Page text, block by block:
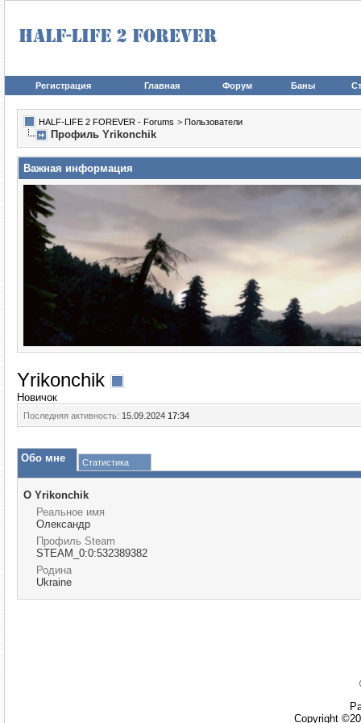
Регистрация Главная Форум Баны
HALF-LIFE 2 FOREVER - Forums > Пользователи
Профиль Yrikonchik
Важная информация
Yrikonchik
Новичок
Последняя активность: 15.09.2024 17:34
Обо мне Статистика
О Yrikonchik
Реальное имя
Олександр
Профиль Steam
STEAM_0:0:532389382
Родина
Ukraine
Copyright